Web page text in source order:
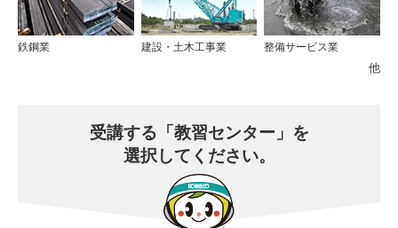
鉄鋼業 建設・土木工事業 整備サービス業
他
受講する 「教習センター」を
選択してください。